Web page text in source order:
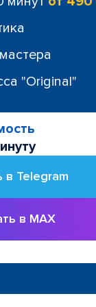
"Original"
в Telegram
в MAX